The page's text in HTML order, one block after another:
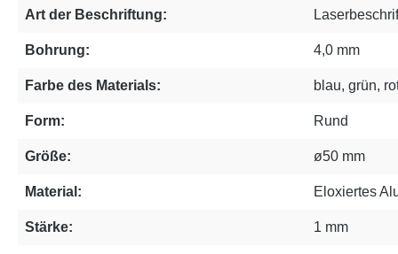
Art der Beschriftung:
Bohrung: 4,0 mm
Farbe des Materials: blau, grün,
Form: Rund
Größe: ø50 mm
Material: Eloxiertes
Stärke: 1 mm